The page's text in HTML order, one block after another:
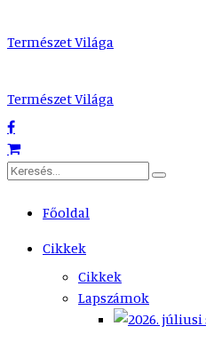
Természet Világa
Természet Világa
Főoldal
Cikkek
Cikkek
Lapszámok